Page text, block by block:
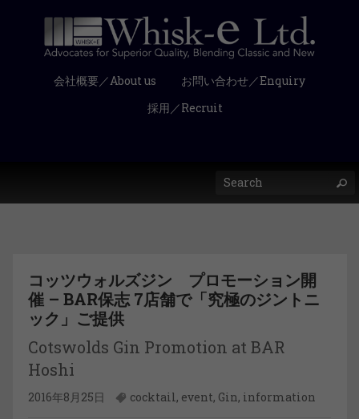
会社概要／About us
お問い合わせ／Enquiry
採用／Recruit
コッツウォルズジン プロモーション開
催 – BAR保志 7店舗で「究極のジントニ
ック」ご提供
Cotswolds Gin Promotion at BAR
Hoshi
2016年8月25日 cocktail , event, Gin, information